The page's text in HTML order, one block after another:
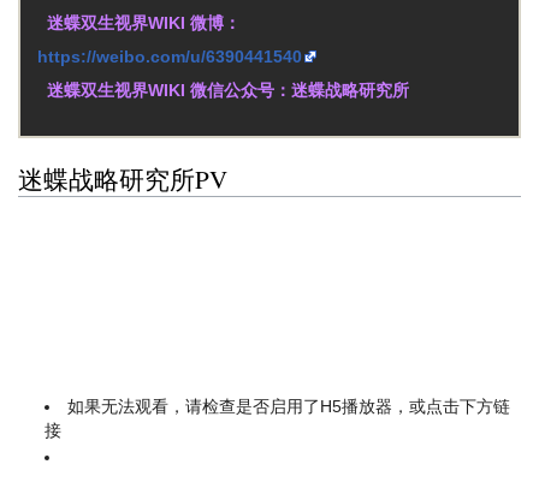
迷蝶双生视界WIKI 微博：
https://weibo.com/u/6390441540
迷蝶双生视界WIKI 微信公众号：迷蝶战略研究所
迷蝶战略研究所PV
如果无法观看，请检查是否启用了H5播放器，或点击下方链
接